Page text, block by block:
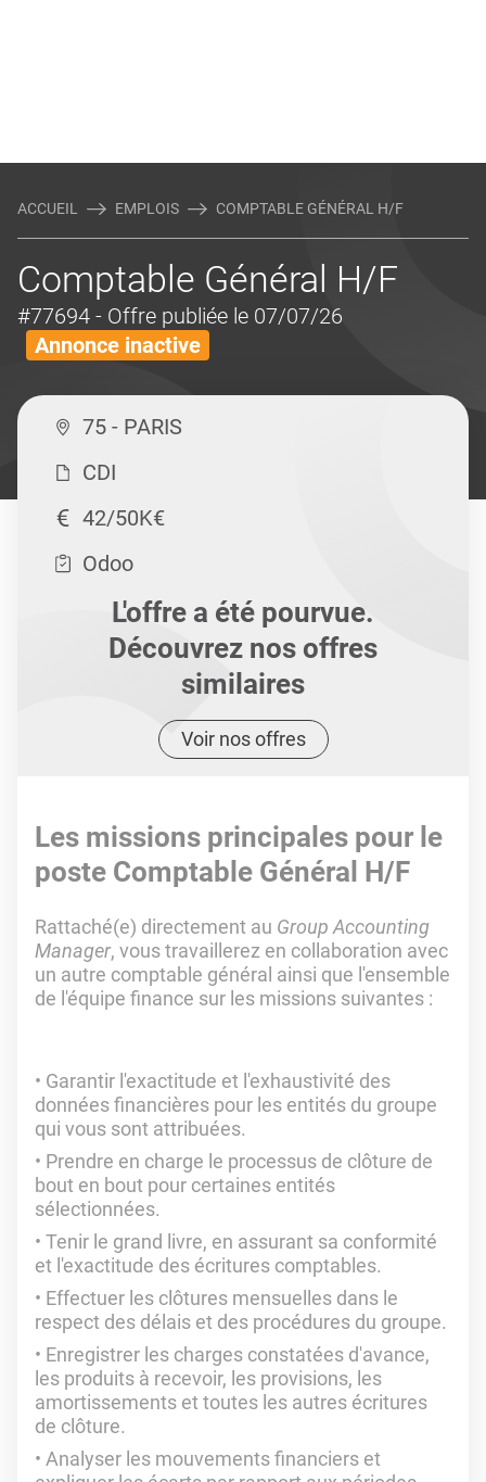
ACCUEIL EMPLOIS COMPTABLE GÉNÉRAL H/F
Comptable Général H/F
#77694 - Offre publiée le 07/07/26
Annonce inactive
75 - PARIS
CDI
42/50K€
Odoo
L'offre a été pourvue.
Découvrez nos offres
similaires
Voir nos offres
Les missions principales pour le
poste Comptable Général H/F
Rattaché(e) directement au Group Accounting
Manager, vous travaillerez en collaboration avec
un autre comptable général ainsi que l'ensemble
de l'équipe finance sur les missions suivantes :
Garantir l'exactitude et l'exhaustivité des
données financières pour les entités du groupe
qui vous sont attribuées.
Prendre en charge le processus de clôture de
bout en bout pour certaines entités
sélectionnées.
Tenir le grand livre, en assurant sa conformité
et l'exactitude des écritures comptables.
Effectuer les clôtures mensuelles dans le
respect des délais et des procédures du groupe.
Enregistrer les charges constatées d'avance,
les produits à recevoir, les provisions, les
amortissements et toutes les autres écritures
de clôture.
Analyser les mouvements financiers et